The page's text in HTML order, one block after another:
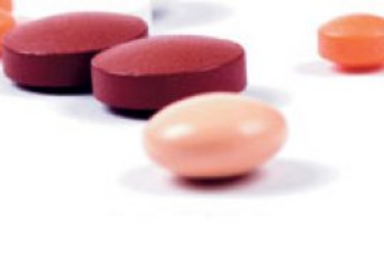
till språkpolisen
nyord